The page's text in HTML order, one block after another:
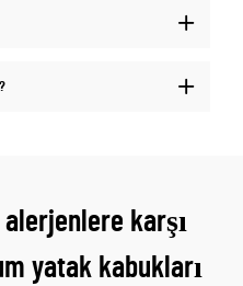
karşı
yatak kabukları